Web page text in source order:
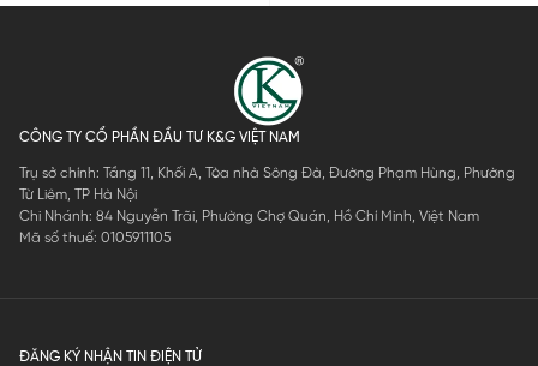
CÔNG TY CỔ PHẦN ĐẦU TƯ K&G VIỆT NAM
Trụ sở chính: Tầng 11, Khối A, Tòa nhà Sông Đà, Đường Phạm Hùng, Phường
Từ Liêm, TP Hà Nội
Chi Nhánh: 84 Nguyễn Trãi, Phường Chợ Quán, Hồ Chí Minh, Việt Nam
Mã số thuế: 0105911105
ĐĂNG KÝ NHẬN TIN ĐIỆN TỬ